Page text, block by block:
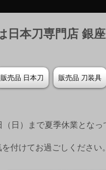
日本刀専門店 銀
販売品 日本刀 販売品 刀装具
（日）まで夏季休業となっ
付けてお過ごしください